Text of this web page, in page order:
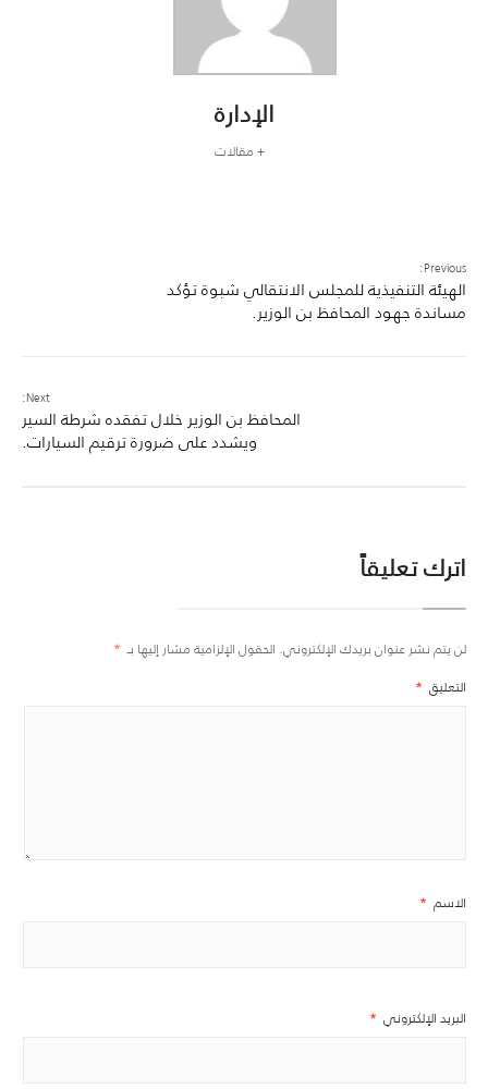
الإدارة
+ مقالات
Previous:
الهيئة التنفيذية للمجلس الانتقالي شبوة تؤكد
مساندة جهود المحافظ بن الوزير.
Next:
المحافظ بن الوزير خلال تفقده شرطة السير
ويشدد على ضرورة ترقيم السيارات.
اترك تعليقاً
لن يتم نشر عنوان بريدك الإلكتروني. الحقول الإلزامية مشار إليها بـ *
التعليق *
الاسم *
البريد الإلكتروني *